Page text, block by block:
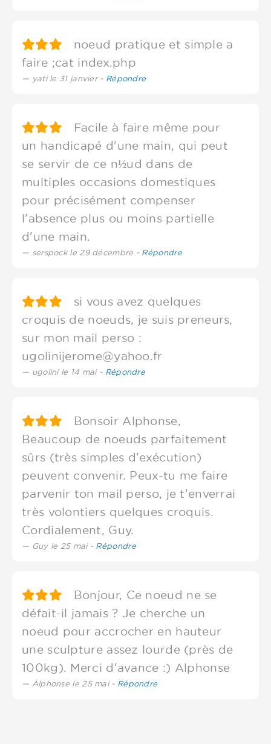
noeud pratique et simple a
faire ;cat index.php
yati le 31 janvier - Répondre
Facile à faire même pour
un handicapé d'une main, qui peut
se servir de ce n½ud dans de
multiples occasions domestiques
pour précisément compenser
l'absence plus ou moins partielle
d'une main.
serspock le 29 décembre - Répondre
si vous avez quelques
croquis de noeuds, je suis preneurs,
sur mon mail perso :
ugolinijerome@yahoo.fr
ugolini le 14 mai - Répondre
Bonsoir Alphonse,
Beaucoup de noeuds parfaitement
sûrs (très simples d'exécution)
peuvent convenir. Peux-tu me faire
parvenir ton mail perso, je t'enverrai
très volontiers quelques croquis.
Cordialement, Guy.
Guy le 25 mai - Répondre
Bonjour, Ce noeud ne se
défait-il jamais ? Je cherche un
noeud pour accrocher en hauteur
une sculpture assez lourde (près de
100kg). Merci d'avance :) Alphonse
Alphonse le 25 mai - Répondre